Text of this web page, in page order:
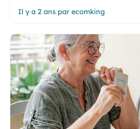
Il y a 2 ans par ecomking